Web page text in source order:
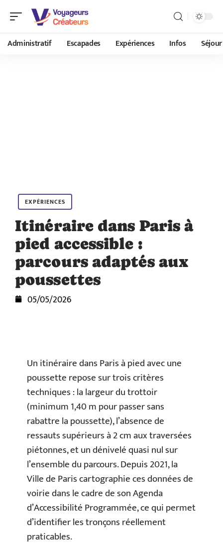
Administratif Escapades Expériences Infos Séjour
EXPÉRIENCES
Itinéraire dans Paris à
pied accessible :
parcours adaptés aux
poussettes
05/05/2026
Un itinéraire dans Paris à pied avec une
poussette repose sur trois critères
techniques : la largeur du trottoir
(minimum 1,40 m pour passer sans
rabattre la poussette), l’absence de
ressauts supérieurs à 2 cm aux traversées
piétonnes, et un dénivelé quasi nul sur
l’ensemble du parcours. Depuis 2021, la
Ville de Paris cartographie ces données de
voirie dans le cadre de son Agenda
d’Accessibilité Programmée, ce qui permet
d’identifier les tronçons réellement
praticables.